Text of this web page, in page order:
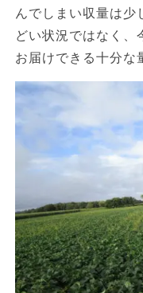
んでしまい収量は少
どい状況ではなく
お届けできる十分な